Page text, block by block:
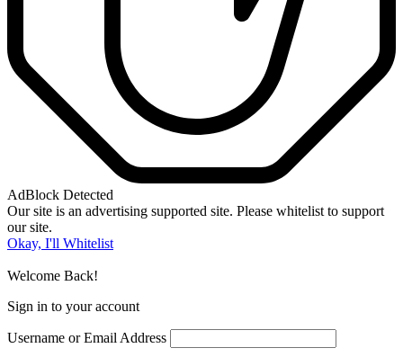
AdBlock Detected
Our site is an advertising supported site. Please whitelist to support
our site.
Okay, I'll Whitelist
Welcome Back!
Sign in to your account
Username or Email Address